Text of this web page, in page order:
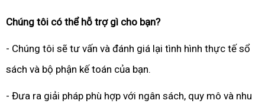
Chúng tôi có thể hỗ trợ gì cho bạn?
- Chúng tôi sẽ tư vấn và đánh giá lại tình hình thực tế sổ
sách và bộ phận kế toán của bạn.
- Đưa ra giải pháp phù hợp với ngân sách, quy mô và nhu